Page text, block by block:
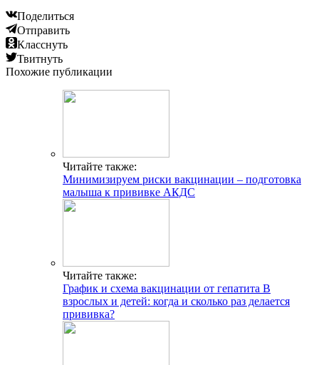
Поделиться
Отправить
Класснуть
Твитнуть
Похожие публикации
Читайте также:
Минимизируем риски вакцинации – подготовка
малыша к прививке АКДС
Читайте также:
График и схема вакцинации от гепатита B
взрослых и детей: когда и сколько раз делается
прививка?